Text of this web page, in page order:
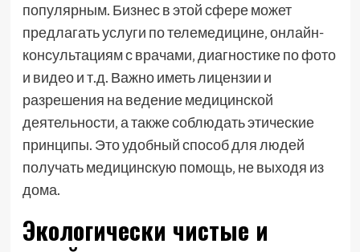
популярным. Бизнес в этой сфере может
предлагать услуги по телемедицине‚ онлайн-
консультациям с врачами‚ диагностике по фото
и видео и т.д. Важно иметь лицензии и
разрешения на ведение медицинской
деятельности‚ а также соблюдать этические
принципы. Это удобный способ для людей
получать медицинскую помощь‚ не выходя из
дома.
Экологически чистые и